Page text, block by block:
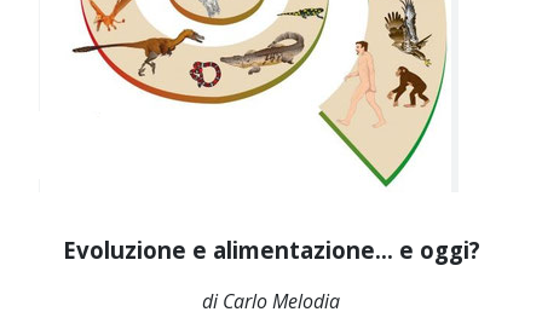
Evoluzione e alimentazione… e oggi?
di Carlo Melodia